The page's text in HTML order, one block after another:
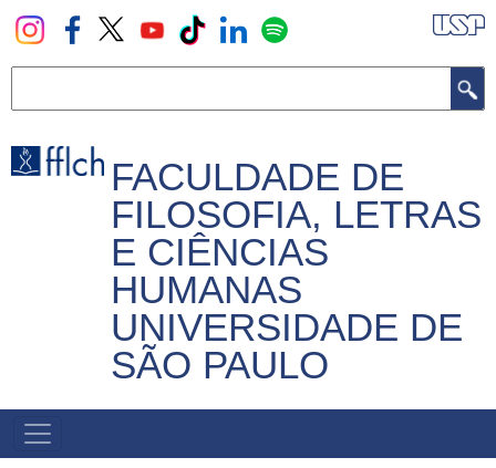
Pular
para
principal
FACULDADE DE
FILOSOFIA, LETRAS
E CIÊNCIAS
HUMANAS
UNIVERSIDADE DE
SÃO PAULO
NAVEGADOR
PRINCIPAL